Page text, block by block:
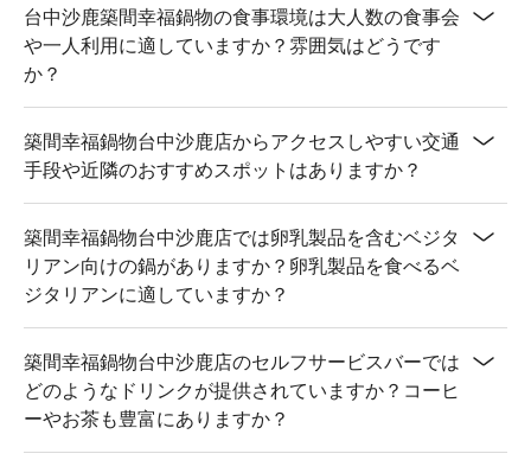
台中沙鹿築間幸福鍋物の食事環境は大人数の食事会
や一人利用に適していますか？雰囲気はどうです
か？
築間幸福鍋物台中沙鹿店からアクセスしやすい交通
手段や近隣のおすすめスポットはありますか？
築間幸福鍋物台中沙鹿店では卵乳製品を含むベジタ
リアン向けの鍋がありますか？卵乳製品を食べるベ
ジタリアンに適していますか？
築間幸福鍋物台中沙鹿店のセルフサービスバーでは
どのようなドリンクが提供されていますか？コーヒ
ーやお茶も豊富にありますか？